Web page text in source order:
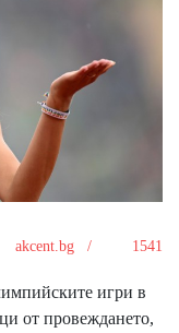
akcent.bg / 1541
игри в
от провеждането,